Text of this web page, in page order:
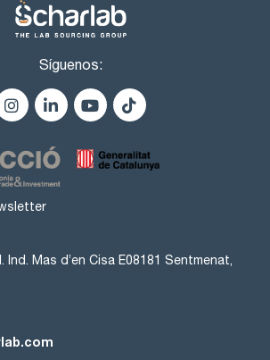
Síguenos:
Ind. Mas d’en Cisa E08181 Sentmenat,